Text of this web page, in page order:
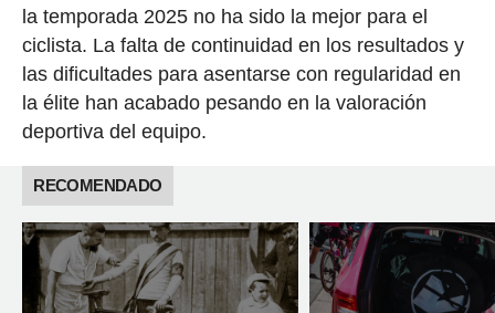
la temporada 2025 no ha sido la mejor para el
ciclista. La falta de continuidad en los resultados y
las dificultades para asentarse con regularidad en
la élite han acabado pesando en la valoración
deportiva del equipo.
RECOMENDADO